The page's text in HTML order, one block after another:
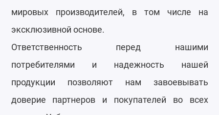
мировых производителей, в том числе на
эксклюзивной основе.
Ответственность перед нашими
потребителями и надежность нашей
продукции позволяют нам завоевывать
доверие партнеров и покупателей во всех